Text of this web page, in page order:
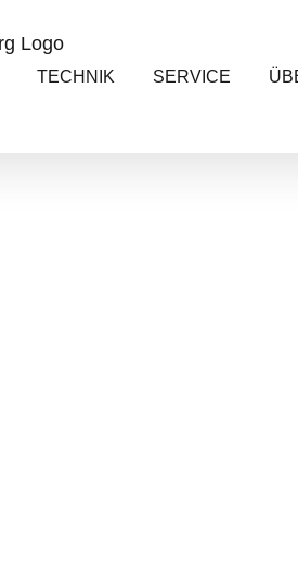
TECHNIK SERVICE